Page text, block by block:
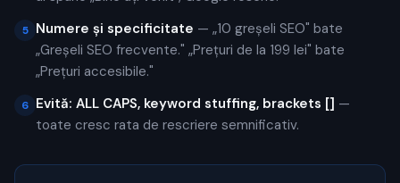
5 Numere și specificitate — „10 greșeli SEO" bate
„Greșeli SEO frecvente." „Prețuri de la 199 lei" bate
„Prețuri accesibile."
6 Evită: ALL CAPS, keyword stuffing, brackets [] —
toate cresc rata de rescriere semnificativ.